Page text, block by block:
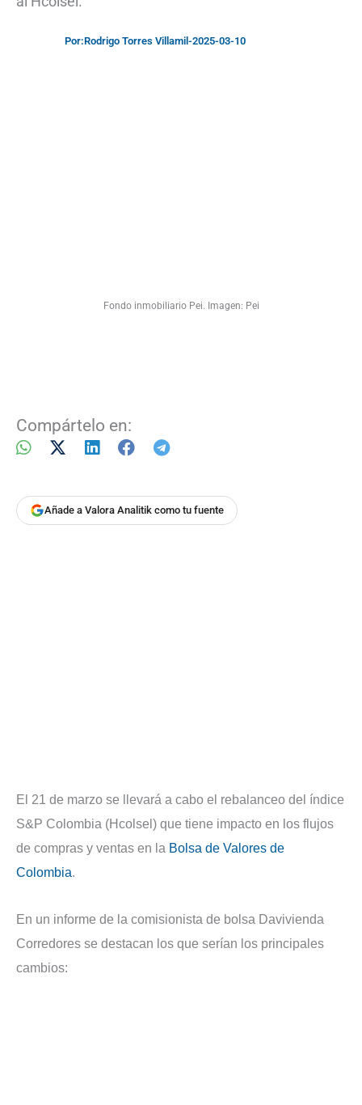
Por:Rodrigo Torres Villamil -2025-03-10
Fondo inmobiliario Pei. Imagen: Pei
Compártelo en:
Añade a Valora Analitik como tu fuente
El 21 de marzo se llevará a cabo el rebalanceo del índice
S&P Colombia (Hcolsel) que tiene impacto en los flujos
de compras y ventas en la Bolsa de Valores de
Colombia.
En un informe de la comisionista de bolsa Davivienda
Corredores se destacan los que serían los principales
cambios: